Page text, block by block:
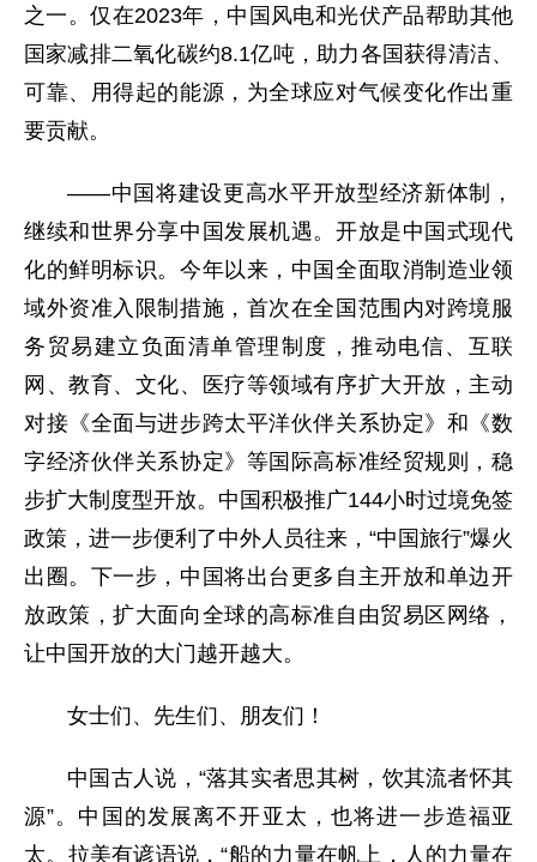
之一。仅在2023年，中国风电和光伏产品帮助其他
国家减排二氧化碳约8.1亿吨，助力各国获得清洁、
可靠、用得起的能源，为全球应对气候变化作出重
要贡献。
——中国将建设更高水平开放型经济新体制，
继续和世界分享中国发展机遇。开放是中国式现代
化的鲜明标识。今年以来，中国全面取消制造业领
域外资准入限制措施，首次在全国范围内对跨境服
务贸易建立负面清单管理制度，推动电信、互联
网、教育、文化、医疗等领域有序扩大开放，主动
对接《全面与进步跨太平洋伙伴关系协定》和《数
字经济伙伴关系协定》等国际高标准经贸规则，稳
步扩大制度型开放。中国积极推广144小时过境免签
政策，进一步便利了中外人员往来，“中国旅行”爆火
出圈。下一步，中国将出台更多自主开放和单边开
放政策，扩大面向全球的高标准自由贸易区网络，
让中国开放的大门越开越大。
女士们、先生们、朋友们！
中国古人说，“落其实者思其树，饮其流者怀其
源”。中国的发展离不开亚太，也将进一步造福亚
太。拉美有谚语说，“船的力量在帆上，人的力量在